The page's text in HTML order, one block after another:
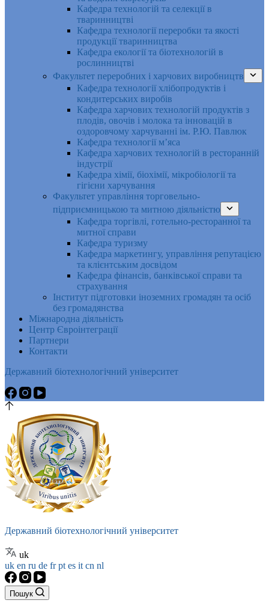
Кафедра технологій та селекції в
тваринництві
Кафедра технології переробки та якості
продукції тваринництва
Кафедра екології та біотехнологій в
рослинництві
Факультет переробних і харчових виробництв
Кафедра технології хлібопродуктів і
кондитерських виробів
Кафедра харчових технологій продуктів з
плодів, овочів і молока та інновацій в
оздоровчому харчуванні ім. Р.Ю. Павлюк
Кафедра технології м’яса
Кафедра харчових технологій в ресторанній
індустрії
Кафедра хімії, біохімії, мікробіології та
гігієни харчування
Факультет управління торговельно-
підприємницькою та митною діяльністю
Кафедра торгівлі, готельно-ресторанної та
митної справи
Кафедра туризму
Кафедра маркетингу, управління репутацією
та клієнтським досвідом
Кафедра фінансів, банківської справи та
страхування
Інститут підготовки іноземних громадян та осіб
без громадянства
Міжнародна діяльність
Центр Євроінтеграції
Партнери
Контакти
Державний біотехнологічний університет
Державний біотехнологічний університет
uk
uk en ru de frpt es it cn nl
Пошук